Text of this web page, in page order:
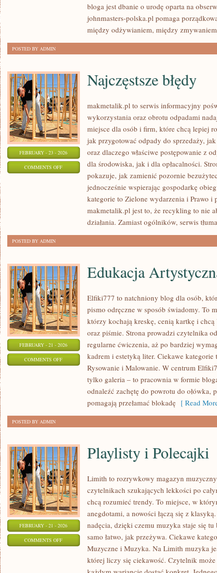
bloga jest dbanie o urodę oparta na
johnmasters-polska.pl pomaga
między odżywianiem, między
POSTED BY ADMIN
FEBRUARY - 23 - 2026
COMMENTS OFFON
NAJCZĘSTSZE
Najczęstsze błędy
makmetalik.pl to serwis informacyjny
wykorzystania oraz obrotu odpadami
miejsce dla osób i firm, które chcą lepiej
jak przygotować odpady do sprzedaży,
oraz dlaczego właściwe postępowanie z
dla środowiska, jak i dla opłacalności.
pokazuje, jak zamienić pozornie
jednocześnie wspierając gospodarkę
kategorie to Zielone wydarzenia i Prawo i
makmetalik.pl jest to, że recykling to nie
działania. Zamiast ogólników, serwis
POSTED BY ADMIN
FEBRUARY - 21 - 2026
COMMENTS OFFON
ARTYSTYCZNA
Edukacja
Elfiki777 to natchniony blog dla osób,
pismo odręczne w sposób świadomy. To
którzy kochają kreskę, cenią kartkę i
oraz piśmie. Strona prowadzi czytelnika
regularne ćwiczenia, aż po bardziej
kadrem i estetyką liter. Ciekawe
Rysowanie i Malowanie. W centrum
tylko galeria – to pracownia w formie
odnaleźć zachętę do powrotu do ołówka,
pomagają przełamać blokadę [ Read
POSTED BY ADMIN
FEBRUARY - 21 - 2026
COMMENTS OFFON
PLAYLISTY
Playlisty i Polecajki
Limith to rozrywkowy magazyn
czytelnikach szukających lekkości po
chcą rozumieć trendy. To miejsce, w
anegdotami, a nowości łączą się z
nadęcia, dzięki czemu muzyka staje się
samo łatwo, jak przeżywa. Ciekawe
Muzyczne i Muzyka. Na Limith muzyka
której liczy się ciekawość. Czytelnik